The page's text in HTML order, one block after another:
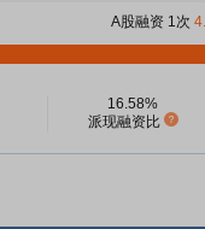
A股融资 1次
16.58%
派现融资比